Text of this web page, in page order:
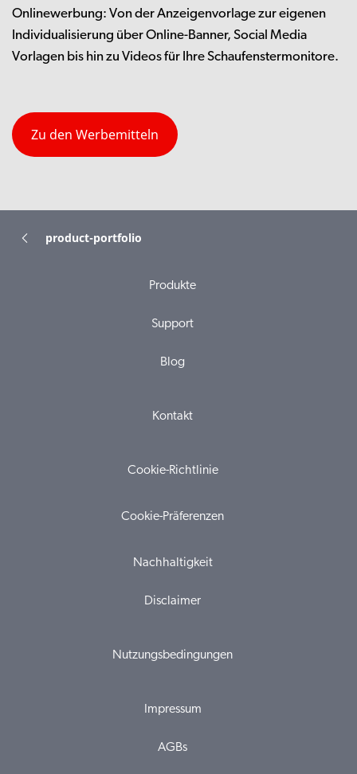
Onlinewerbung: Von der Anzeigenvorlage zur eigenen
Individualisierung über Online-Banner, Social Media
Vorlagen bis hin zu Videos für Ihre Schaufenstermonitore.
Zu den Werbemitteln
product-portfolio
Produkte
Support
Blog
Kontakt
Cookie-Richtlinie
Cookie-Präferenzen
Nachhaltigkeit
Disclaimer
Nutzungsbedingungen
Impressum
AGBs